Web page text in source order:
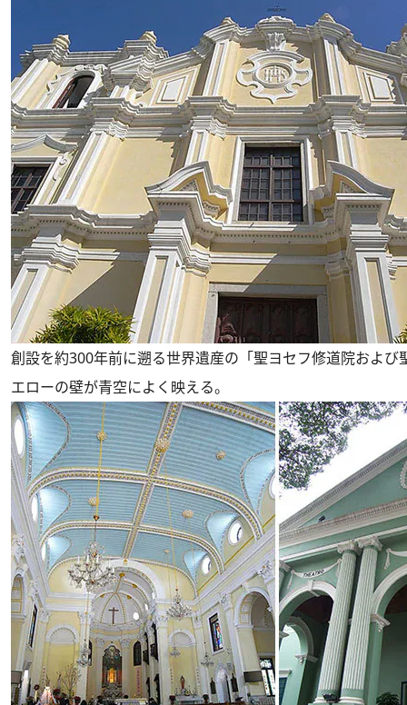
創設を約300年前に遡る世界遺産の「聖ヨセフ修道院および
エローの壁が青空によく映える。